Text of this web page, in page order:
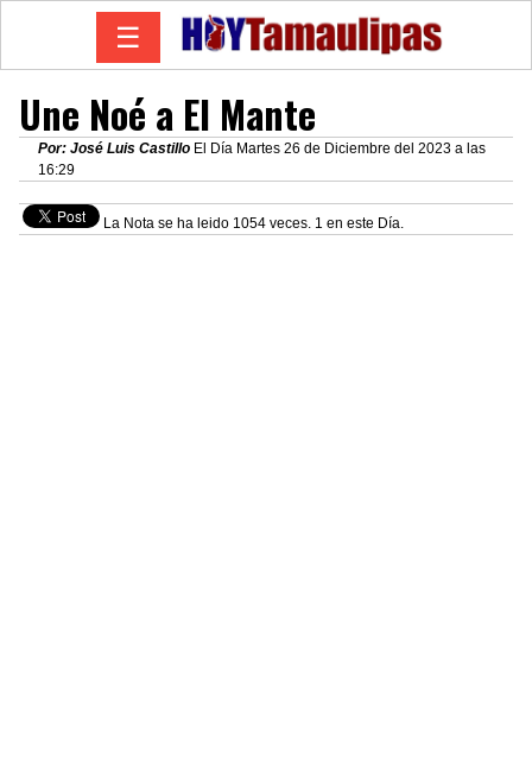
☰
Une Noé a El Mante
Por: José Luis Castillo El Día Martes 26 de Diciembre del 2023 a las
16:29
La Nota se ha leido 1054 veces. 1 en este Día.